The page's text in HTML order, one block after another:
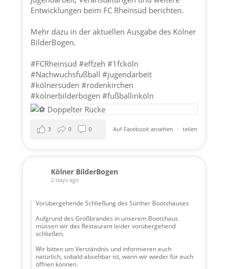
Entwicklungen beim FC Rheinsüd berichten.
Mehr dazu in der aktuellen Ausgabe des Kölner
BilderBogen.
#FCRheinsüd #effzeh #1fcköln
#Nachwuchsfußball #jugendarbeit
#kölnersüden #rodenkirchen
#kölnerbilderbogen #fußballinköln
Auf Facebook ansehen · teilen
3 0 0
Kölner BilderBogen
2 days ago
Vorübergehende Schließung des Sürther Bootshauses
Aufgrund des Großbrandes in unserem Bootshaus
müssen wir das Restaurant leider vorübergehend
schließen.
Wir bitten um Verständnis und informieren euch
natürlich, sobald absehbar ist, wann wir wieder für euch
öffnen können.